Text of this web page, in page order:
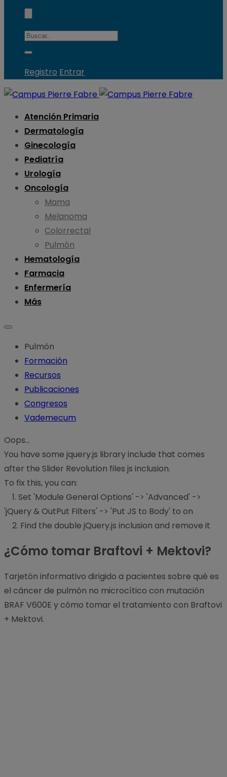
Registro Entrar
Atención Primaria
Dermatología
Ginecología
Pediatría
Urología
Oncología
Mama
Melanoma
Colorrectal
Pulmón
Hematología
Farmacia
Enfermería
Más
Pulmón
Formación
Recursos
Publicaciones
Congresos
Vademecum
Oops...
You have some jquery.js library include that comes
after the Slider Revolution files js inclusion.
To fix this, you can:
1. Set 'Module General Options' -> 'Advanced' ->
'jQuery & OutPut Filters' -> 'Put JS to Body' to on
2. Find the double jQuery.js inclusion and remove it
¿Cómo tomar Braftovi + Mektovi?
Tarjetón informativo dirigido a pacientes sobre qué es
el cáncer de pulmón no microcítico con mutación
BRAF V600E y cómo tomar el tratamiento con Braftovi
+ Mektovi.